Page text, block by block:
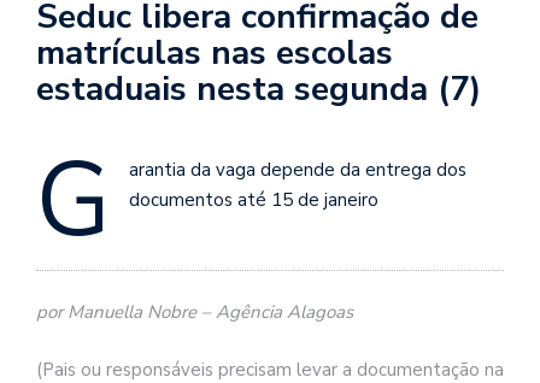
Seduc libera confirmação de
matrículas nas escolas
estaduais nesta segunda (7)
G
arantia da vaga depende da entrega dos
documentos até 15 de janeiro
por Manuella Nobre – Agência Alagoas
(Pais ou responsáveis precisam levar a documentação na